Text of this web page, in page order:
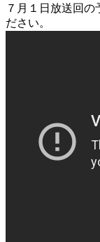
７月１日放送回の
ださい。